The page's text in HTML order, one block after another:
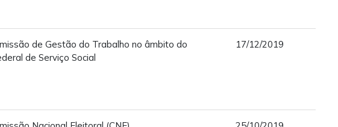
de Gestão do Trabalho no âmbito do
de Serviço Social
17/12/2019